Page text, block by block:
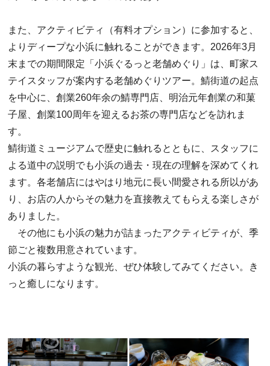
また、アクティビティ（有料オプション）に参加すると、
よりディープな小浜に触れることができます。2026年3月
末までの期間限定「小浜ぐるっと老舗めぐり」は、町家ス
テイスタッフが案内する老舗めぐりツアー。鯖街道の起点
を中心に、創業260年余の鯖専門店、明治元年創業の和菓
子屋、創業100周年を迎えるお茶の専門店などを訪れま
す。
鯖街道ミュージアムで歴史に触れるとともに、スタッフに
よる道中の説明でも小浜の過去・現在の理解を深めてくれ
ます。各老舗店にはやはり地元に長い間愛される所以があ
り、お店の人からその魅力を直接教えてもらえる楽しさが
ありました。
その他にも小浜の魅力が詰まったアクティビティが、季
節ごと複数用意されています。
小浜の暮らすような観光、ぜひ体験してみてください。き
っと癒しになります。